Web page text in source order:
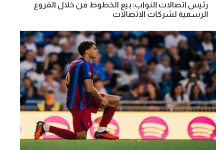
رئيس اتصالات النواب: بيع الخطوط من خلال الفروع
الرسمية لشركات الاتصالات